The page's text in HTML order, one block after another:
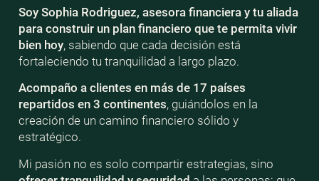
Soy Sophia Rodriguez, asesora financiera y tu aliada
para construir un plan financiero que te permita vivir
bien hoy, sabiendo que cada decisión está
fortaleciendo tu tranquilidad a largo plazo.
Acompaño a clientes en más de 17 países
repartidos en 3 continentes, guiándolos en la
creación de un camino financiero sólido y
estratégico.
Mi pasión no es solo compartir estrategias, sino